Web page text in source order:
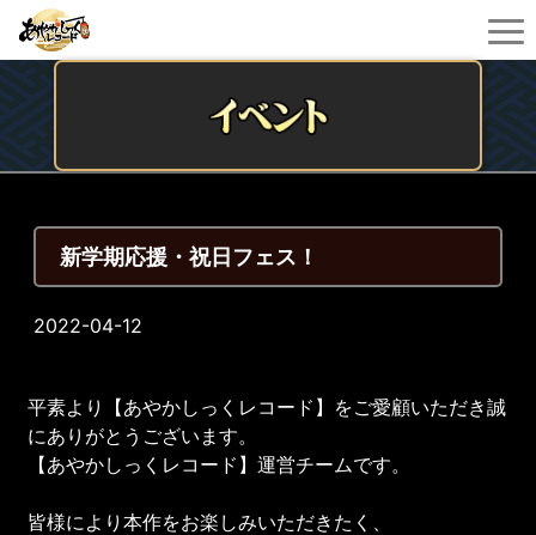
新学期応援・祝日フェス！
2022-04-12
平素より【あやかしっくレコード】をご愛顧いただき誠
にありがとうございます。
【あやかしっくレコード】運営チームです。
皆様により本作をお楽しみいただきたく、